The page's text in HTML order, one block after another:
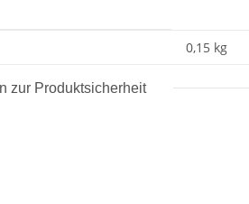
0,15 kg
zur Produktsicherheit